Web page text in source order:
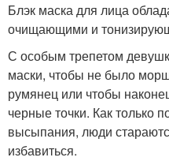
Блэк маска для лица
очищающими и
С особым трепетом
маски, чтобы не было
румянец или чтобы
черные точки. Как только
высыпания, люди
избавиться.